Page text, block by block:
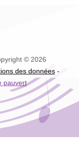
© 2026
des données-
pauvert